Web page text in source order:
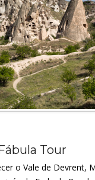
Tour
o Vale de Devrent,